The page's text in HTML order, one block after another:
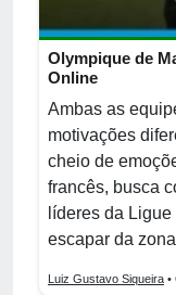
Olympique de
Online
Ambas as
motivações
cheio de
francês, busca
líderes da
escapar da
Luiz Gustavo Siqueira •